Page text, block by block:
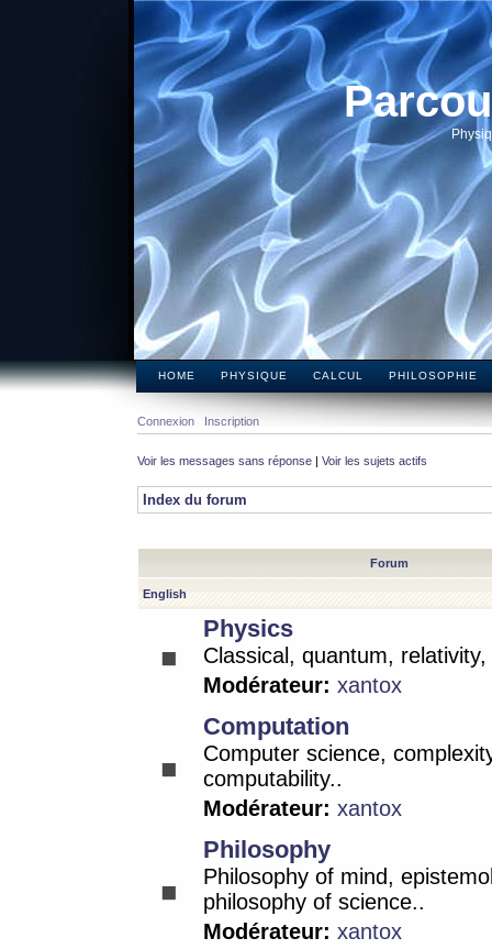
HOME PHYSIQUE CALCUL PHILOSOPHIE
Connexion Inscription
Voir les messages sans réponse | Voir les sujets actifs
Index du forum
Forum
English
Physics
Classical, quantum,
Modérateur: xantox
Computation
Computer science,
computability..
Modérateur: xantox
Philosophy
Philosophy of mind,
philosophy of science..
Modérateur: xantox